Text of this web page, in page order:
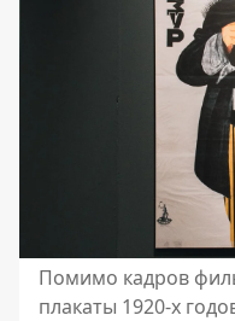
Помимо кадров
плакаты 1920-х